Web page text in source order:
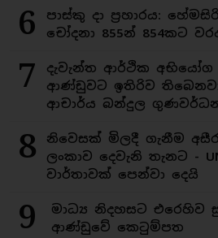
6
පාස්කු දා ප්‍රහාරය:
චෝදනා 855න් 854කට
7
දැවැන්ත ආර්ථික
ආණ්ඩුවට ඉතිරිව
ආචාර්ය බන්දුල
8
නිවෙසක් මිලදී ගැනීම
ලංකාව දෙවැනි තැනට -
වාර්තාවක් පෙන්වා දෙයි
9
මාධ්‍ය නිදහසට එරෙහිව
ආණ්ඩුවේ කෙටුම්පත